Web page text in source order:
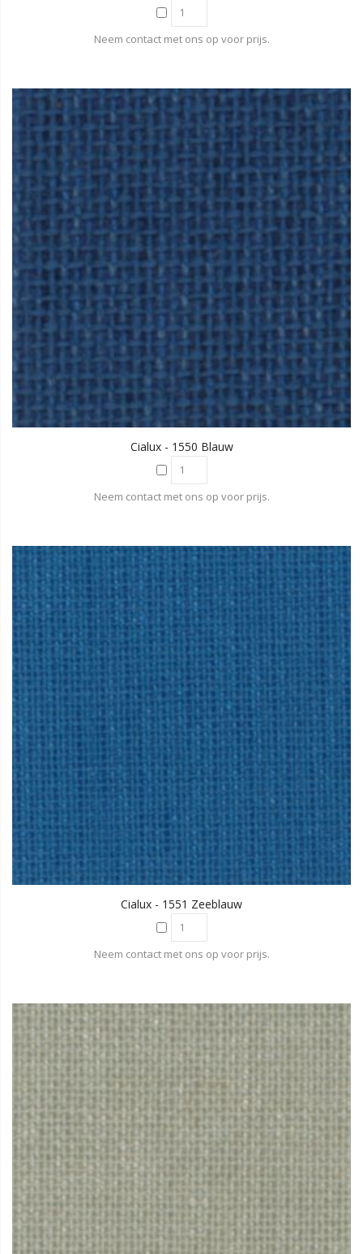
Neem contact met ons op voor prijs.
Cialux - 1550 Blauw
Neem contact met ons op voor prijs.
Cialux - 1551 Zeeblauw
Neem contact met ons op voor prijs.